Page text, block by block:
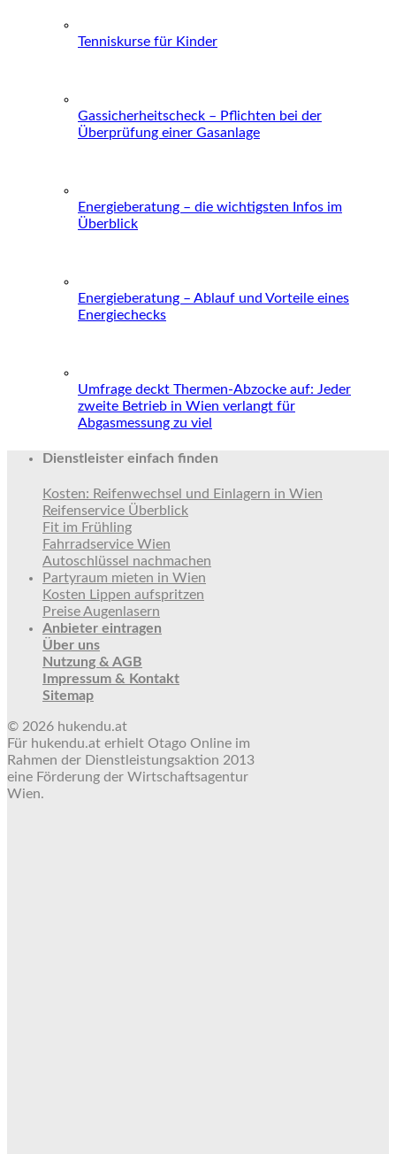
Tenniskurse für Kinder
Gassicherheitscheck – Pflichten bei der
Überprüfung einer Gasanlage
Energieberatung – die wichtigsten Infos im
Überblick
Energieberatung – Ablauf und Vorteile eines
Energiechecks
Umfrage deckt Thermen-Abzocke auf: Jeder
zweite Betrieb in Wien verlangt für
Abgasmessung zu viel
Dienstleister einfach finden
Kosten: Reifenwechsel und Einlagern in Wien
Reifenservice Überblick
Fit im Frühling
Fahrradservice Wien
Autoschlüssel nachmachen
Partyraum mieten in Wien
Kosten Lippen aufspritzen
Preise Augenlasern
Anbieter eintragen
Über uns
Nutzung & AGB
Impressum & Kontakt
Sitemap
© 2026 hukendu.at
Für hukendu.at erhielt Otago Online im
Rahmen der Dienstleistungsaktion 2013
eine Förderung der Wirtschaftsagentur
Wien.